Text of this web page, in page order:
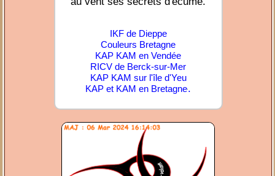
IKF de Dieppe
Couleurs Bretagne
KAP KAM en Vendée
RICV de Berck-sur-Mer
KAP KAM sur l'île d'Yeu
KAP et KAM en Bretagne.